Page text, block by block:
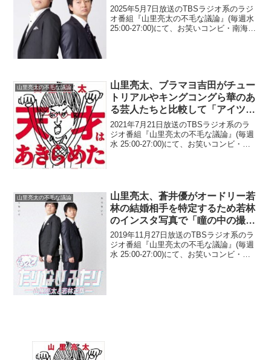
告白「一生懸命やってる
YouTubeチャンネルを…」
2025年5月7日放送のTBSラジオ系のラジ
オ番組『山里亮太の不毛な議論』(毎週水
25:00-27:00)にて、お笑いコンビ・南海キ
山里亮太の不毛な議論
山里亮太、ブラマヨ吉田がチュー
トリアルやキングコングら華のあ
る芸人たちと比較して「アイツら
は鳥、俺たちは虫や」と語ってい
たと明かす「虫が鳥の上へ行っ
て、凄さを証明するんや」
2021年7月21日放送のTBSラジオ系のラ
ジオ番組『山里亮太の不毛な議論』(毎週
水 25:00-27:00)にて、お笑いコンビ・南
山里亮太の不毛な議論
山里亮太、蒼井優がオードリー若
林の結婚相手を特定するため若林
のインスタ写真で「瞳の中の撮影
者」を拡大して見ようとしていた
と明かす
2019年11月27日放送のTBSラジオ系のラ
ジオ番組『山里亮太の不毛な議論』(毎週
水 25:00-27:00)にて、お笑いコンビ・南